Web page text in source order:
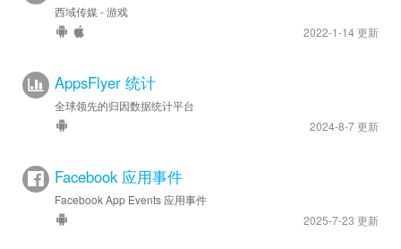
西域传媒 - 游戏
2022-1-14 更新
AppsFlyer 统计
全球领先的归因数据统计平台
2024-8-7 更新
Facebook 应用事件
Facebook App Events 应用事件
2025-7-23 更新